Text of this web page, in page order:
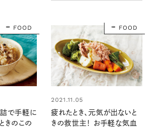
FOOD
詰で手軽に
きのこの
FOOD
2021.11.05
疲れたとき、元気が出ないと
きの救世主！ お手軽な気血